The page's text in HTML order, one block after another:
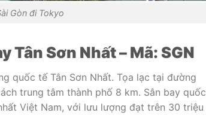
Gòn đi Tokyo
Sơn Nhất – Mã: SGN
quốc tế Tân Sơn Nhất. Tọa lạc tại đường
trung tâm thành phố 8 km. Sân bay quốc
Việt Nam, với lưu lượng đạt trên 30 triệu